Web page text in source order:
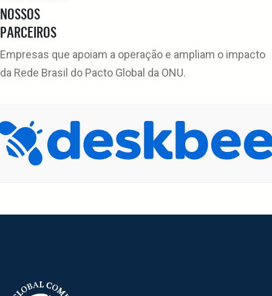
NOSSOS
PARCEIROS
Empresas que apoiam a operação e ampliam o impacto
da Rede Brasil do Pacto Global da ONU.